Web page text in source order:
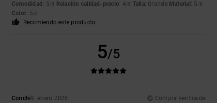
Comodidad : 5/5 Relación calidad-precio: 4/5 Talla: Grande Material : 5 /5
Color: 5/5
Recomiendo este producto
5/5
Conchi9. enero 2026
Compra verificada